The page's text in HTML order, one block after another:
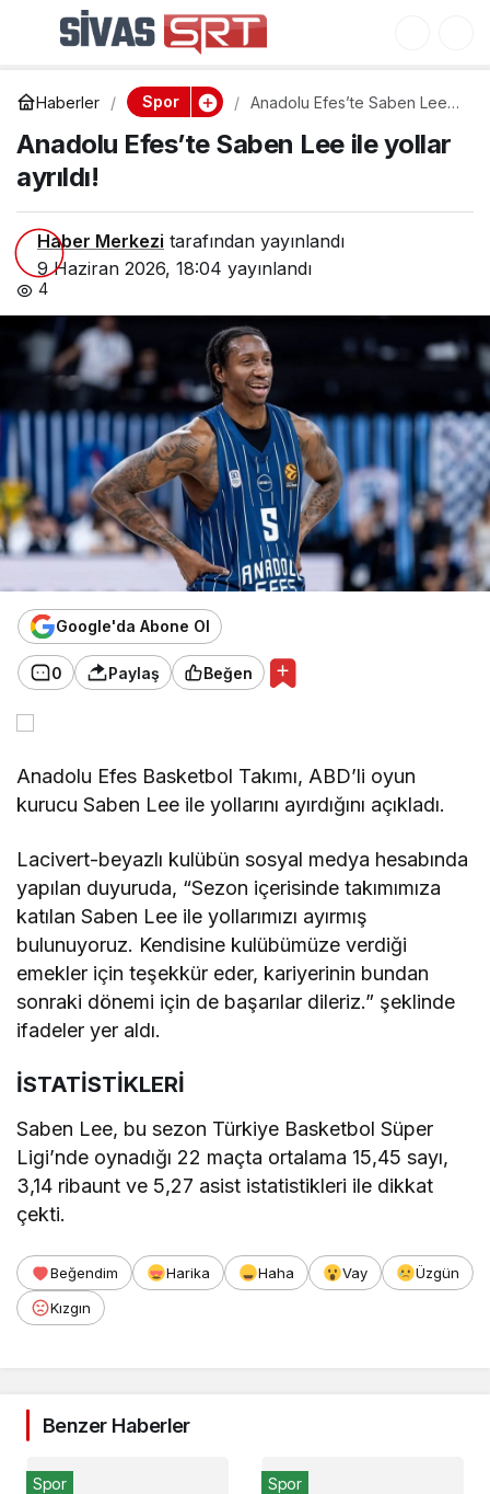
Haberler Spor
Anadolu Efes’te Saben Lee
Anadolu Efes’te Saben Lee ile yollar
ayrıldı!
Haber Merkezi tarafından yayınlandı
9 Haziran 2026, 18:04 yayınlandı
4
Google'da Abone Ol
0 Paylaş Beğen
Anadolu Efes Basketbol Takımı, ABD’li oyun
kurucu Saben Lee ile yollarını ayırdığını açıkladı.
Lacivert-beyazlı kulübün sosyal medya hesabında
yapılan duyuruda, “Sezon içerisinde takımımıza
katılan Saben Lee ile yollarımızı ayırmış
bulunuyoruz. Kendisine kulübümüze verdiği
emekler için teşekkür eder, kariyerinin bundan
sonraki dönemi için de başarılar dileriz.” şeklinde
ifadeler yer aldı.
İSTATİSTİKLERİ
Saben Lee, bu sezon Türkiye Basketbol Süper
Ligi’nde oynadığı 22 maçta ortalama 15,45 sayı,
3,14 ribaunt ve 5,27 asist istatistikleri ile dikkat
çekti.
Beğendim Harika Haha Vay
Üzgün
Kızgın
Anadolu Efes’te Saben
Benzer Haberler
Spor Spor